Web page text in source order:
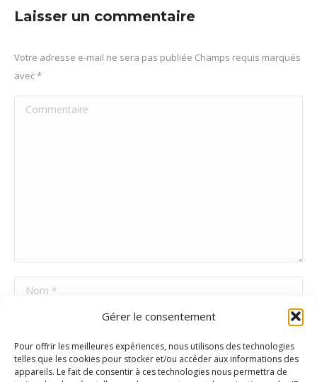
Gérer le consentement
Pour offrir les meilleures expériences, nous utilisons des technologies
telles que les cookies pour stocker et/ou accéder aux informations des
appareils. Le fait de consentir à ces technologies nous permettra de
Pinterest
Laisser un commentaire
Votre adresse e-mail ne sera pas publiée Champs requis marqués
avec*
Commentaire
Nom *
Site Web